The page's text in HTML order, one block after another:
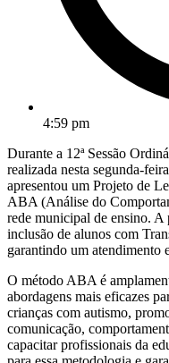
4:59 pm
Durante a 12ª Sessão
realizada nesta segunda-
apresentou um Projeto de
ABA (Análise do
rede municipal de ensino.
inclusão de alunos com
garantindo um atendimento
O método ABA é
abordagens mais eficazes
crianças com autismo,
comunicação,
capacitar profissionais da